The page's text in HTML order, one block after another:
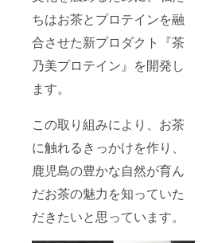
ちはお茶とプロテインを融
合させた新プロダクト『茶
乃美プロテイン』を開発し
ます。
この取り組みにより、お茶
に触れるきっかけを作り、
鹿児島の豊かな自然が育ん
だお茶の魅力を知っていた
だきたいと思っています。